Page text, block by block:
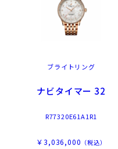
ブライトリング
ナビタイマー 32
R77320E61A1R1
￥3,036,000 （税込）